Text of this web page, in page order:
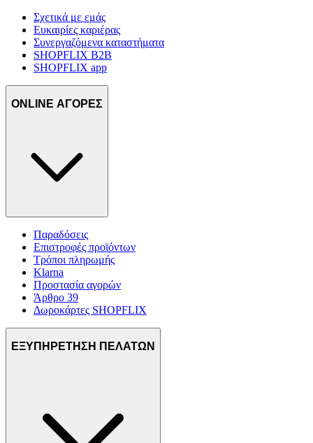
Σχετικά με εμάς
Ευκαιρίες καριέρας
Συνεργαζόμενα καταστήματα
SHOPFLIX B2B
SHOPFLIX app
ONLINE ΑΓΟΡΕΣ
Παραδόσεις
Επιστροφές προϊόντων
Τρόποι πληρωμής
Klarna
Προστασία αγορών
Άρθρο 39
Δωροκάρτες SHOPFLIX
ΕΞΥΠΗΡΕΤΗΣΗ ΠΕΛΑΤΩΝ